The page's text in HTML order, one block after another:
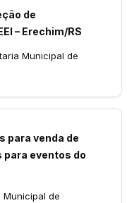
de
– Erechim/RS
Municipal de
para venda de
eventos do
Municipal de